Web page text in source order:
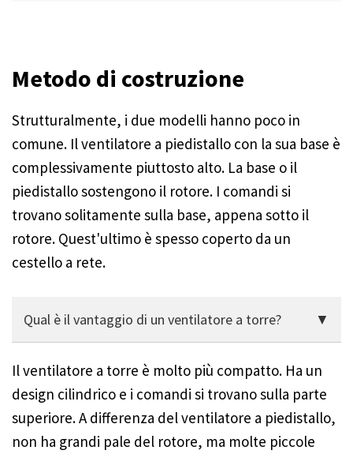
Metodo di costruzione
Strutturalmente, i due modelli hanno poco in
comune. Il ventilatore a piedistallo con la sua base è
complessivamente piuttosto alto. La base o il
piedistallo sostengono il rotore. I comandi si
trovano solitamente sulla base, appena sotto il
rotore. Quest'ultimo è spesso coperto da un
cestello a rete.
Qual è il vantaggio di un ventilatore a torre?
Il ventilatore a torre è molto più compatto. Ha un
design cilindrico e i comandi si trovano sulla parte
superiore. A differenza del ventilatore a piedistallo,
non ha grandi pale del rotore, ma molte piccole